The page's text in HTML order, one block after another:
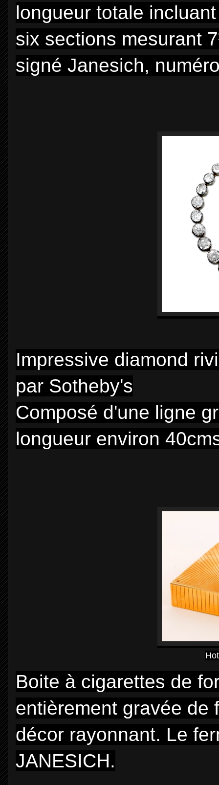
longueur totale
six sections
signé Janesich,
Impressive diamond
par Sotheby's
Composé d'une ligne
longueur environ
Boite à cigarettes de
entièrement gravée de
décor rayonnant. Le
JANESICH.